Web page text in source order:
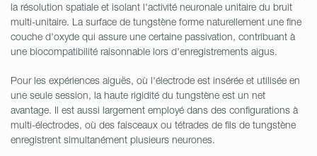
la résolution spatiale et isolant l'activité neuronale unitaire du bruit
multi-unitaire. La surface de tungstène forme naturellement une fine
couche d'oxyde qui assure une certaine passivation, contribuant à
une biocompatibilité raisonnable lors d'enregistrements aigus.
Pour les expériences aiguës, où l'électrode est insérée et utilisée en
une seule session, la haute rigidité du tungstène est un net
avantage. Il est aussi largement employé dans des configurations à
multi-électrodes, où des faisceaux ou tétrades de fils de tungstène
enregistrent simultanément plusieurs neurones.